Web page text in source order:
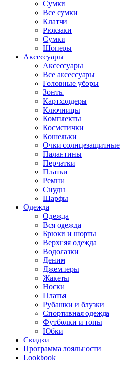
Сумки
Все сумки
Клатчи
Рюкзаки
Сумки
Шоперы
Аксессуары
Аксессуары
Все аксессуары
Головные уборы
Зонты
Картхолдеры
Ключницы
Комплекты
Косметички
Кошельки
Очки солнцезащитные
Палантины
Перчатки
Платки
Ремни
Снуды
Шарфы
Одежда
Одежда
Вся одежда
Брюки и шорты
Верхняя одежда
Водолазки
Деним
Джемперы
Жакеты
Носки
Платья
Рубашки и блузки
Спортивная одежда
Футболки и топы
Юбки
Скидки
Программа лояльности
Lookbook